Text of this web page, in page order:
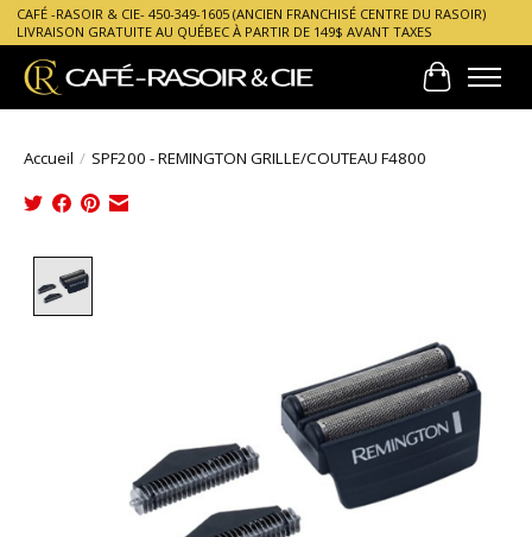
CAFÉ -RASOIR & CIE- 450-349-1605 (ANCIEN FRANCHISÉ CENTRE DU RASOIR)
LIVRAISON GRATUITE AU QUÉBEC À PARTIR DE 149$ AVANT TAXES
Panier
Accueil / SPF200 - REMINGTON GRILLE/COUTEAU F4800